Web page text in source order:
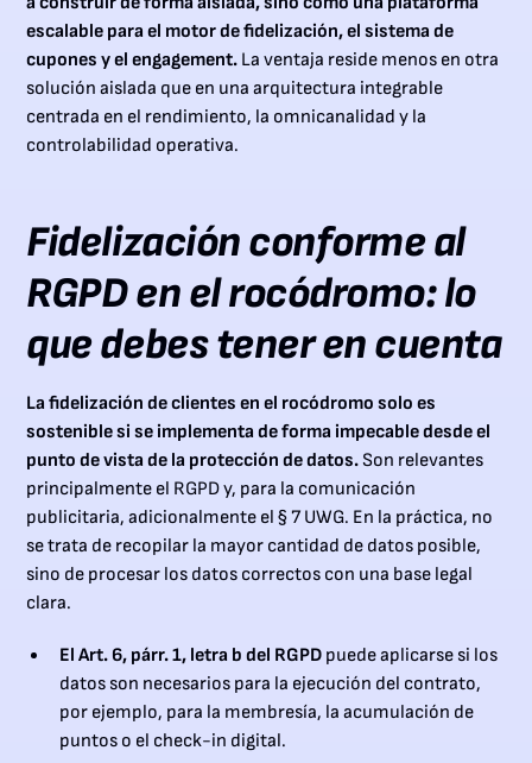
escalable para el motor de fidelización, el sistema de
cupones y el engagement. La ventaja reside menos en otra
solución aislada que en una arquitectura integrable
centrada en el rendimiento, la omnicanalidad y la
controlabilidad operativa.
Fidelización conforme al
RGPD en el rocódromo: lo
que debes tener en cuenta
La fidelización de clientes en el rocódromo solo es
sostenible si se implementa de forma impecable desde el
punto de vista de la protección de datos.Son relevantes
principalmente el RGPD y, para la comunicación
publicitaria, adicionalmente el § 7 UWG. En la práctica, no
se trata de recopilar la mayor cantidad de datos posible,
sino de procesar los datos correctos con una base legal
clara.
El Art. 6, párr. 1, letra b del RGPD puede aplicarse si los
datos son necesarios para la ejecución del contrato,
por ejemplo, para la membresía, la acumulación de
puntos o el check-in digital.